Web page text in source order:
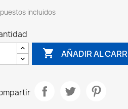
incluidos
 AÑADIR AL